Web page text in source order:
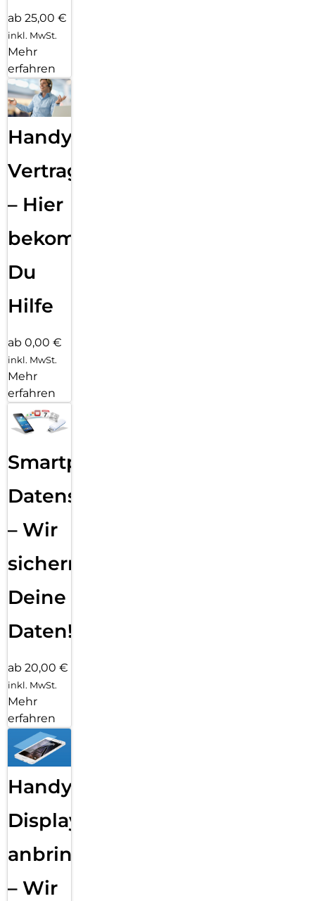
ab 25,00 €
inkl. MwSt.
Mehr
erfahren
Handy
Vertragsabwicklung
– Hier
bekommst
Du
Hilfe
ab 0,00 €
inkl. MwSt.
Mehr
erfahren
Smartphone
Datensicherung
– Wir
sichern
Deine
Daten!
ab 20,00 €
inkl. MwSt.
Mehr
erfahren
Handy
Displayfolie
anbringen
– Wir